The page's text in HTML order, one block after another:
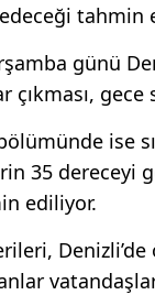
tahmin
günü
çıkması,
ise
35 dereceyi
ediliyor.